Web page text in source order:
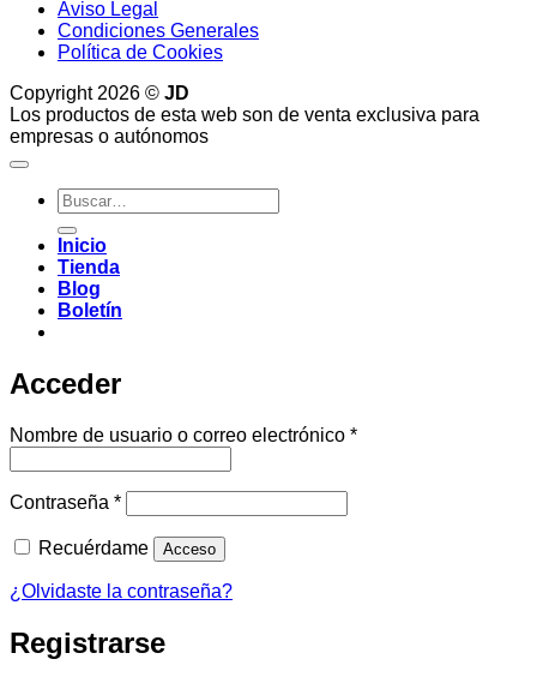
Aviso Legal
Condiciones Generales
Política de Cookies
Copyright 2026 © JD
Los productos de esta web son de venta exclusiva para
empresas o autónomos
Buscar
por:
Inicio
Tienda
Blog
Boletín
Acceder
Nombre de usuario o correo electrónico *Obligatorio
Contraseña *Obligatorio
Recuérdame Acceso
¿Olvidaste la contraseña?
Registrarse